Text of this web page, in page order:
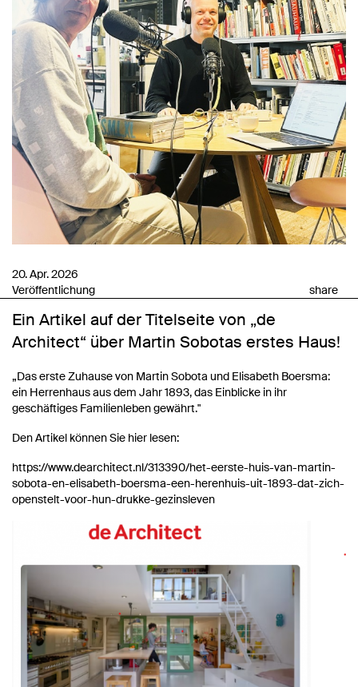
20. Apr. 2026
Veröffentlichung
share
Ein Artikel auf der Titelseite von „de
Architect“ über Martin Sobotas erstes Haus!
„Das erste Zuhause von Martin Sobota und Elisabeth Boersma:
ein Herrenhaus aus dem Jahr 1893, das Einblicke in ihr
geschäftiges Familienleben gewährt."
Den Artikel können Sie hier lesen:
https://www.dearchitect.nl/313390/het-eerste-huis-van-martin-
sobota-en-elisabeth-boersma-een-herenhuis-uit-1893-dat-zich-
openstelt-voor-hun-drukke-gezinsleven